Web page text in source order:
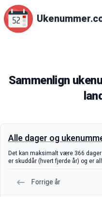
Sammenlign
Alle dager og
Det kan maksimalt være 366
er skuddår (hvert fjerde år) og er
Forrige år